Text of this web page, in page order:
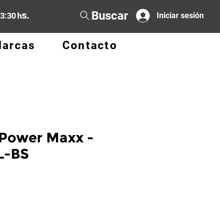
hs. Buscar Iniciar sesión
Contacto
Maxx -
BS